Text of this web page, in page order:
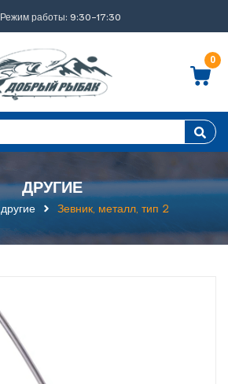
Режим работы: 9:30-17:30
0
ДРУГИЕ
другие Зевник, металл, тип 2